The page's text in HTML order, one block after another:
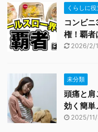
くらしに役
コンビ
権！覇者
2026/2/
未分類
頭痛と
効く簡
2025/